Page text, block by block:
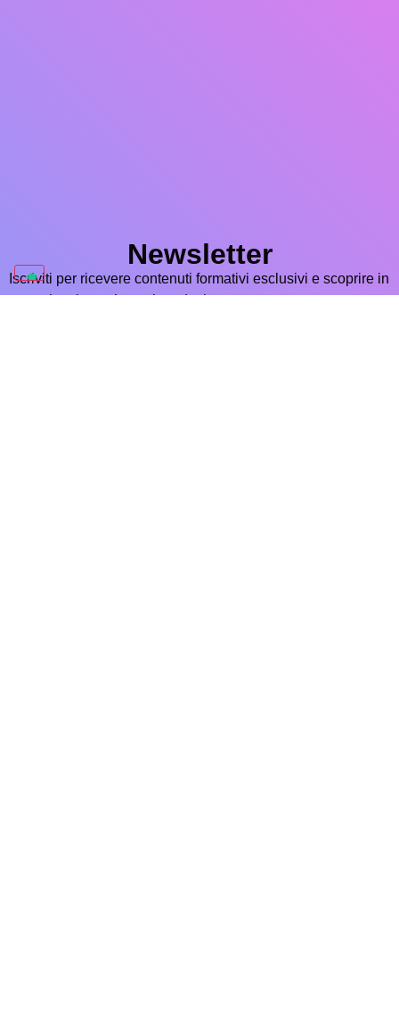
Newsletter
Iscriviti per ricevere contenuti formativi esclusivi e scoprire in
anteprima i nostri nuovi prodotti